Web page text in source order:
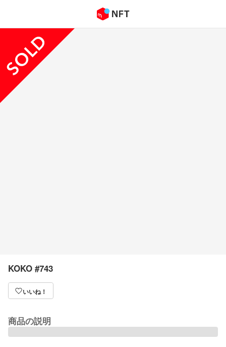
KOKO #743
いいね！
商品の説明